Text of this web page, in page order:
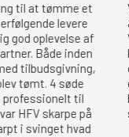
tømme et
levere
af
inden
4 søde
til
skarpe på
hvad
Vi
&
Vi fik
kun
orden
store